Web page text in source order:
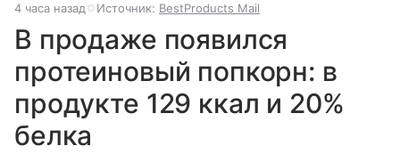
4 часа назад Источник: BestProducts Mail
В продаже появился
протеиновый попкорн: в
продукте 129 ккал и 20%
белка